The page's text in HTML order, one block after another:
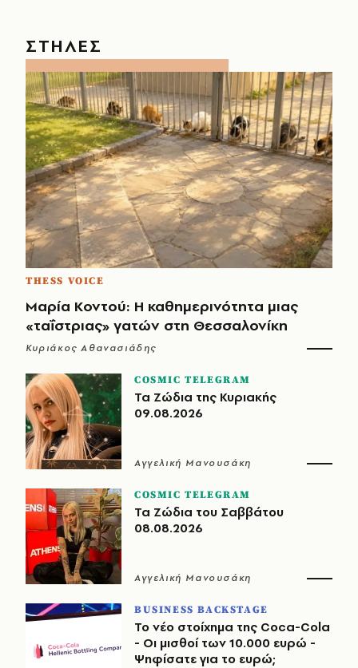
ΣΤΗΛΕΣ
THESS VOICE
Μαρία Κοντού: Η καθημερινότητα μιας
«ταΐστριας» γατών στη Θεσσαλονίκη
Κυριάκος Αθανασιάδης
COSMIC TELEGRAM
Τα Ζώδια της Κυριακής
09.08.2026
Αγγελική Μανουσάκη
COSMIC TELEGRAM
Τα Ζώδια του Σαββάτου
08.08.2026
Αγγελική Μανουσάκη
BUSINESS BACKSTAGE
Το νέο στοίχημα της Coca-Cola
- Οι μισθοί των 10.000 ευρώ -
Ψηφίσατε για το ευρώ;